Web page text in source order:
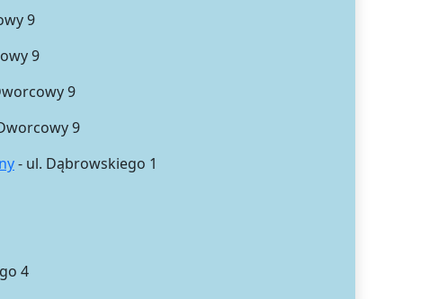
9
9
9
9
- ul. Dąbrowskiego 1
4